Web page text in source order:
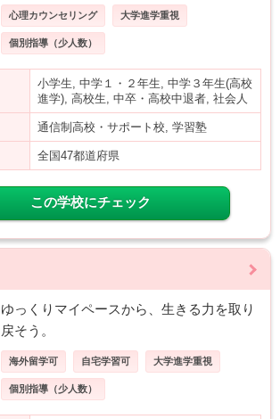
心理カウンセリング 大学進学重視
個別指導（少人数）
小学生, 中学１・２年生, 中学３年生(高校
進学), 高校生, 中卒・高校中退者, 社会人
通信制高校・サポート校, 学習塾
全国47都道府県
この学校にチェック
ゆっくりマイペースから、生きる力を取り
戻そう。
海外留学可 自宅学習可 大学進学重視
個別指導（少人数）